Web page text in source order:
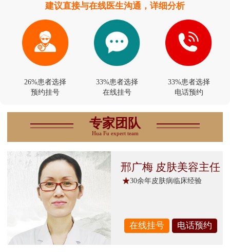
建议直接与在线医生沟通，详细分析
26%患者选择
预约挂号
33%患者选择
在线挂号
33%患者选择
电话预约
专家团队
Hua Fu expert team
邢广梅 皮肤美容主任
30余年皮肤病临床经验
在线挂号 电话预约